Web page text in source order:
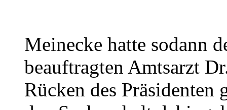
Meinecke hatte sodann
beauftragten Amtsarzt
Rücken des